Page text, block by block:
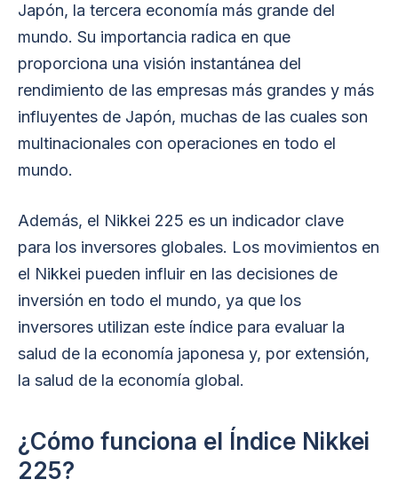
Japón, la tercera economía más grande del
mundo. Su importancia radica en que
proporciona una visión instantánea del
rendimiento de las empresas más grandes y más
influyentes de Japón, muchas de las cuales son
multinacionales con operaciones en todo el
mundo.
Además, el Nikkei 225 es un indicador clave
para los inversores globales. Los movimientos en
el Nikkei pueden influir en las decisiones de
inversión en todo el mundo, ya que los
inversores utilizan este índice para evaluar la
salud de la economía japonesa y, por extensión,
la salud de la economía global.
¿Cómo funciona el Índice Nikkei
225?